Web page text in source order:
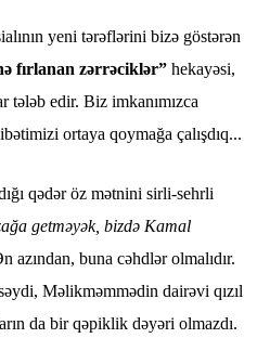
yeni tərəflərini bizə göstərən
fırlanan zərrəciklər” hekayəsi,
tələb edir. Biz imkanımızca
ortaya qoymağa çalışdıq...
qədər öz mətnini sirli-sehrli
getməyək, bizdə Kamal
azından, buna cəhdlər olmalıdır.
Məlikməmmədin dairəvi qızıl
da bir qəpiklik dəyəri olmazdı.